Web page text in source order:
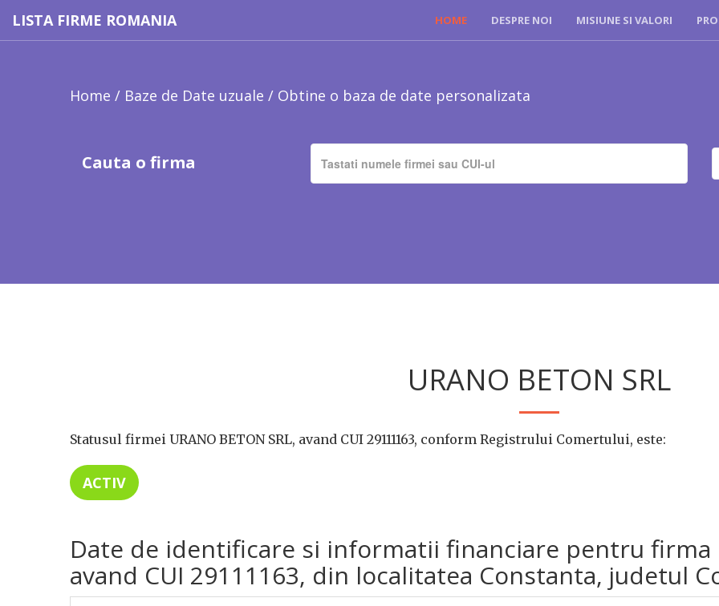
LISTA FIRME ROMANIA HOME DESPRE NOI MISIUNE SI VALORI
Home / Baze de Date uzuale / Obtine o baza de date personalizata
Cauta o firma
URANO BETON SRL
Statusul firmei URANO BETON SRL, avand CUI 29111163, conform Registrului Comertului, este:
ACTIV
Date de identificare si informatii financiare pentru firma
avand CUI 29111163, din localitatea Constanta, judetul